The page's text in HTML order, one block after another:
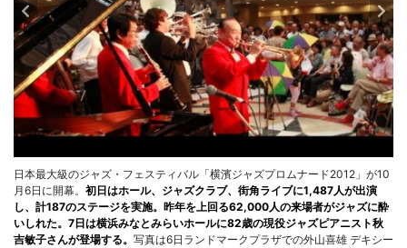
日本最大級のジャズ・フェスティバル「横濱ジャズプロムナード2012」が10
月6日に開幕。 初日はホール、ジャズクラブ、街角ライブに1,487人が出演
し、計187のステージを実施。昨年を上回る62,000人の来場者がジャズに酔
いしれた。7日は横浜みなとみらいホールに82歳の現役ジャズピアニスト秋
吉敏子さんが登場する。 写真は6日ランドマークプラザでの外山喜雄 デキシー